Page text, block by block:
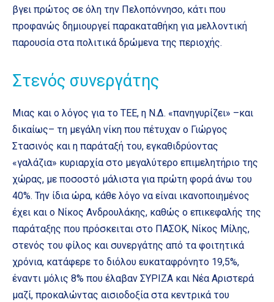
βγει πρώτος σε όλη την Πελοπόννησο, κάτι που
προφανώς δημιουργεί παρακαταθήκη για μελλοντική
παρουσία στα πολιτικά δρώμενα της περιοχής.
Στενός συνεργάτης
Μιας και ο λόγος για το ΤΕΕ, η Ν.Δ. «πανηγυρίζει» –και
δικαίως– τη μεγάλη νίκη που πέτυχαν ο Γιώργος
Στασινός και η παράταξή του, εγκαθιδρύοντας
«γαλάζια» κυριαρχία στο μεγαλύτερο επιμελητήριο της
χώρας, με ποσοστό μάλιστα για πρώτη φορά άνω του
40%. Την ίδια ώρα, κάθε λόγο να είναι ικανοποιημένος
έχει και ο Νίκος Ανδρουλάκης, καθώς ο επικεφαλής της
παράταξης που πρόσκειται στο ΠΑΣΟΚ, Νίκος Μίλης,
στενός του φίλος και συνεργάτης από τα φοιτητικά
χρόνια, κατάφερε το διόλου ευκαταφρόνητο 19,5%,
έναντι μόλις 8% που έλαβαν ΣΥΡΙΖΑ και Νέα Αριστερά
μαζί, προκαλώντας αισιοδοξία στα κεντρικά του